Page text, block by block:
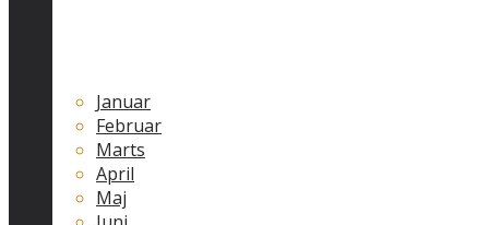
Januar
Februar
Marts
April
Maj